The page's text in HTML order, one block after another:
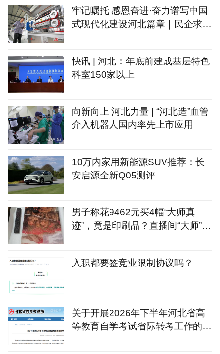
牢记嘱托 感恩奋进·奋力谱写中国
式现代化建设河北篇章｜民企求创
快讯 | 河北：年底前建成基层特色
科室150家以上
向新向上 河北力量 | “河北造”血管
介入机器人国内率先上市应用
10万内家用新能源SUV推荐：长
安启源全新Q05测评
男子称花9462元买4幅“大师真
迹”，竟是印刷品？直播间“大师”人
入职都要签竞业限制协议吗？
关于开展2026年下半年河北省高
等教育自学考试省际转考工作的公